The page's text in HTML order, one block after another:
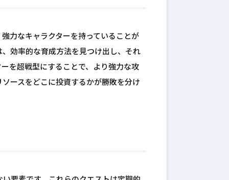
力なキャラクターを持っていることが
効率的な育成方法を見つけ出し、それ
を超戦型にすることで、より強力な攻
ースをどこに投資するかが勝敗を分け